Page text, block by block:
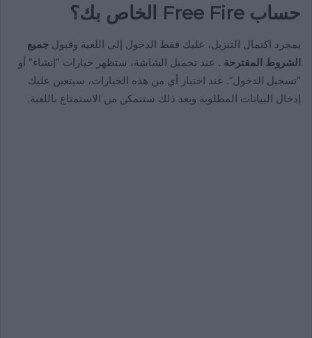
حساب Free Fire الخاص بك؟
بمجرد اكتمال التنزيل، عليك فقط الدخول إلى اللعبة وقبول جميع
الشروط المقترحة . عند تحميل الشاشة، ستظهر خيارات “إنشاء” أو
“تسجيل الدخول”. عند اختيار أي من هذه الخيارات، سيتعين عليك
إدخال البيانات المطلوبة وبعد ذلك ستتمكن من الاستمتاع باللعبة.